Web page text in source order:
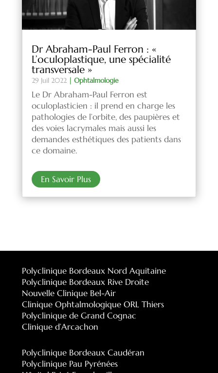
Dr Abraham-Paul Ferron : «
L’oculoplastique, une spécialité
transversale »
29 Juil 2022| Ophtalmologie
Le Dr Abraham-Paul Ferron est
oculoplasticien : il prend en charge les
pathologies de l’orbite, des paupières et
des voies lacrymales mais aussi les
demandes esthétiques des patients dans
ce domaine.
En Savoir Plus
Polyclinique Bordeaux Nord Aquitaine
Polyclinique Bordeaux Rive Droite
Nouvelle Clinique Bel-Air
Clinique Ophtalmologique ORL Thiers
Polyclinique de Grand Cognac
Clinique d’Arcachon
Polyclinique Bordeaux Caudéran
Polyclinique Pau Pyrénées